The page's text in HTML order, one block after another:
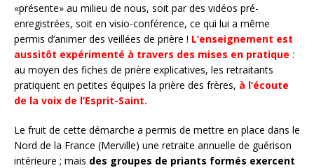
«présente» au milieu de nous, soit par des vidéos pré-
enregistrées, soit en visio-conférence, ce qui lui a même
permis d’animer des veillées de prière ! L’enseignement est
aussitôt expérimenté à travers des mises en pratique :
au moyen des fiches de prière explicatives, les retraitants
pratiquent en petites équipes la prière des frères, à l’écoute
de la voix de l’Esprit-Saint.
Le fruit de cette démarche a permis de mettre en place dans le
Nord de la France (Merville) une retraite annuelle de guérison
intérieure ; mais des groupes de priants formés exercent